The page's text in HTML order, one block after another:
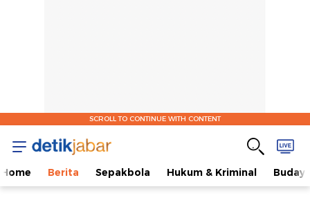
SCROLL TO CONTINUE WITH CONTENT
Home Berita Sepakbola Hukum & Kriminal